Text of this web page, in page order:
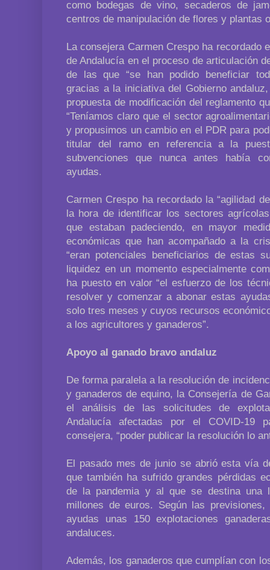
como bodegas de vino, secaderos de
centros de manipulación de flores y plantas
La consejera Carmen Crespo ha recordado
de Andalucía en el proceso de articulación
de las que “se han podido beneficiar
gracias a la iniciativa del Gobierno
propuesta de modificación del reglamento
“Teníamos claro que el sector
y propusimos un cambio en el PDR para
titular del ramo en referencia a la
subvenciones que nunca antes había
ayudas.
Carmen Crespo ha recordado la “agilidad
la hora de identificar los sectores
que estaban padeciendo, en mayor
económicas que han acompañado a la
“eran potenciales beneficiarios de estas
liquidez en un momento especialmente
ha puesto en valor “el esfuerzo de los
resolver y comenzar a abonar estas
solo tres meses y cuyos recursos
a los agricultores y ganaderos”.
Apoyo al ganado bravo andaluz
De forma paralela a la resolución de
y ganaderos de equino, la Consejería de
el análisis de las solicitudes de
Andalucía afectadas por el COVID-19
consejera, “poder publicar la resolución lo
El pasado mes de junio se abrió esta vía
que también ha sufrido grandes pérdidas
de la pandemia y al que se destina una
millones de euros. Según las
ayudas unas 150 explotaciones
andaluces.
Además, los ganaderos que cumplían con